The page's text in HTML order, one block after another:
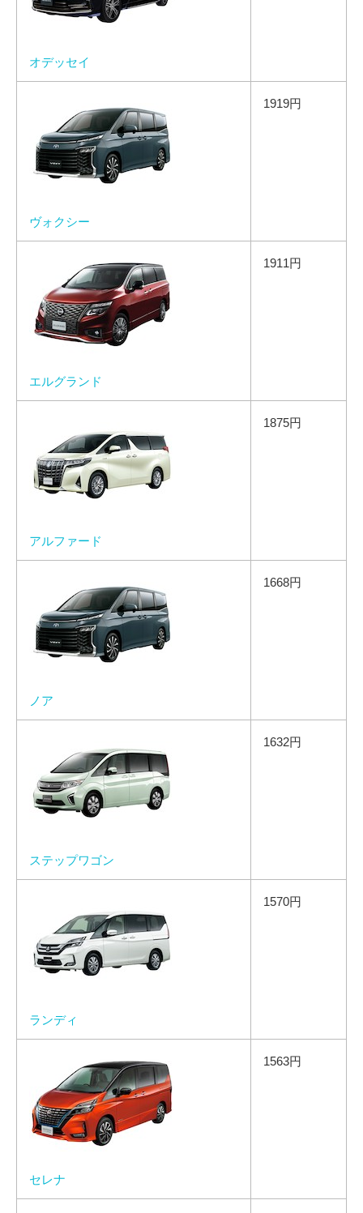
オデッセイ
ヴォクシー
1919円
エルグランド
1911円
アルファード
1875円
ノア
1668円
ステップワゴン
1632円
ランディ
1570円
セレナ
1563円